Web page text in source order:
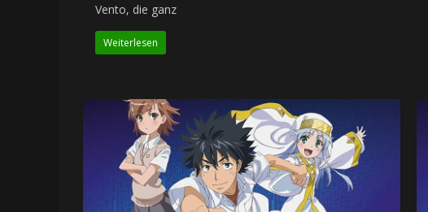
Vento, die ganz
Weiterlesen